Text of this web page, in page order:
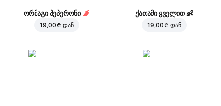
ორმაგი პეპერონი
19,00 ₾ დან
ქათამი ყველით👶
19,00 ₾ დან